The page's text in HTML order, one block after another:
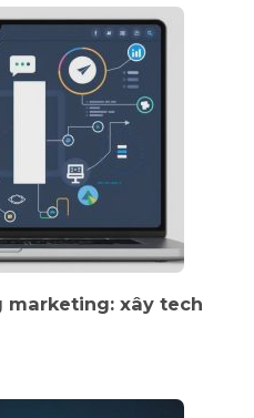
marketing: xây tech